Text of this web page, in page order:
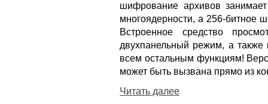
шифрование архивов
многоядерности, а 256-
Встроенное средство
двухпанельный режим, а
всем остальным функциям!
может быть вызвана прямо из
Читать далее